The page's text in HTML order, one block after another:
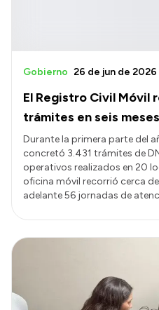
El Registro Civil Móvil
trámites en seis meses
Gobierno 26 de jun de 2026
Durante la primera parte del
concretó 3.431 trámites de
operativos realizados en 20
oficina móvil recorrió cerca
adelante 56 jornadas de